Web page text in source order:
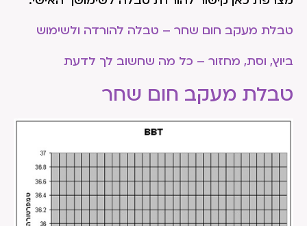
טבלת מעקב חום שחר – טבלה להורדה ולשימוש
ביוץ, וסת, מחזור – כל מה שחשוב לך לדעת
טבלת מעקב חום שחר